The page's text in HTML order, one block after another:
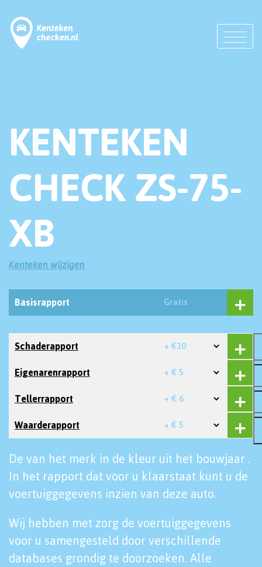
KENTEKEN
CHECK ZS-75-
XB
Kenteken wijzigen
Basisrapport Gratis
Schaderapport + €10
Eigenarenrapport + € 5
Tellerrapport + € 6
Waarderapport + € 5
De van het merk in de kleur uit het bouwjaar .
In het rapport dat voor u klaarstaat kunt u de
voertuiggegevens inzien van deze auto.
Wij hebben met zorg de voertuiggegevens
voor u samengesteld door verschillende
databases grondig te doorzoeken. Alle